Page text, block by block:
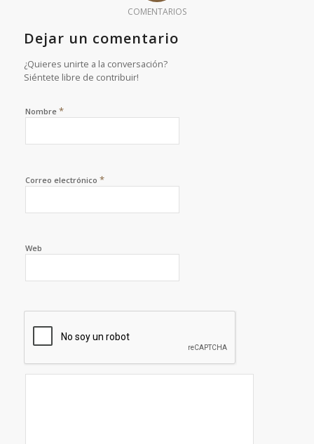
COMENTARIOS
Dejar un comentario
¿Quieres unirte a la conversación?
Siéntete libre de contribuir!
Nombre *
Correo electrónico *
Web